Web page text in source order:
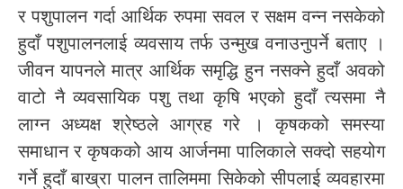
र पशुपालन गर्दा आर्थिक रुपमा सवल र सक्षम वन्न नसकेको
हुदाँ पशुपालनलाई व्यवसाय तर्फ उन्मुख वनाउनुपर्ने बताए ।
जीवन यापनले मात्र आर्थिक समृद्धि हुन नसक्ने हुदाँ अवको
वाटो नै व्यवसायिक पशु तथा कृषि भएको हुदाँ त्यसमा नै
लाग्न अध्यक्ष श्रेष्ठले आग्रह गरे । कृषकको समस्या
समाधान र कृषकको आय आर्जनमा पालिकाले सक्दो सहयोग
गर्ने हुदाँ बाख्रा पालन तालिममा सिकेको सीपलाई व्यवहारमा